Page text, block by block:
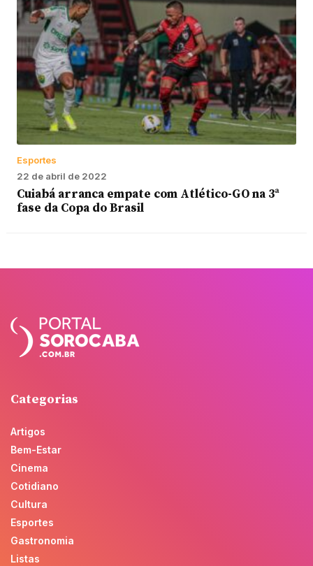
Esportes
22 de abril de 2022
Cuiabá arranca empate com Atlético-GO na 3ª
fase da Copa do Brasil
Categorias
Artigos
Bem-Estar
Cinema
Cotidiano
Cultura
Esportes
Gastronomia
Listas